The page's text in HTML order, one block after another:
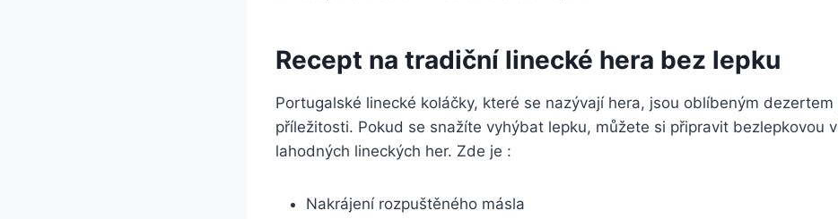
Recept na tradiční linecké hera bez lepku
Portugalské linecké koláčky, které se nazývají hera, jsou oblíbeným dezertem
příležitosti. Pokud se snažíte vyhýbat lepku, můžete si připravit bezlepkovou
lahodných lineckých her. Zde je :
Nakrájení rozpuštěného másla